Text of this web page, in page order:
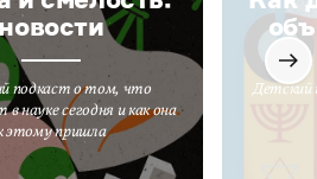
подкаст о том, что
в науке сегодня и как она
этому пришла
Детский